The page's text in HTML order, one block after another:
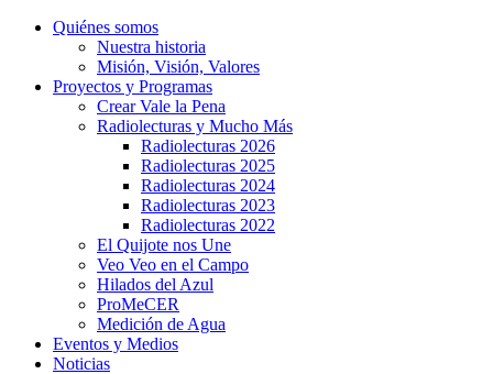
Quiénes somos
Nuestra historia
Misión, Visión, Valores
Proyectos y Programas
Crear Vale la Pena
Radiolecturas y Mucho Más
Radiolecturas 2026
Radiolecturas 2025
Radiolecturas 2024
Radiolecturas 2023
Radiolecturas 2022
El Quijote nos Une
Veo Veo en el Campo
Hilados del Azul
ProMeCER
Medición de Agua
Eventos y Medios
Noticias